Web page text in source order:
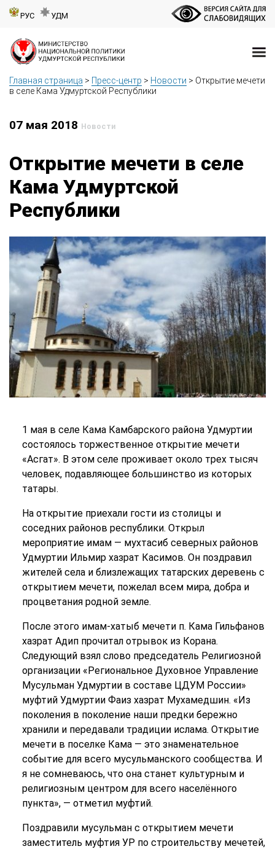
РУС УДМ
Главная страница > Пресс-центр > Новости > Открытие мечети
в селе Кама Удмуртской Республики
07 мая 2018 Новости
Открытие мечети в селе
Кама Удмуртской
Республики
1 мая в селе Кама Камбарского района Удмуртии
состоялось торжественное открытие мечети
«Асгат». В этом селе проживает около трех тысяч
человек, подавляющее большинство из которых
татары.
На открытие приехали гости из столицы и
соседних районов республики. Открыл
мероприятие имам — мухтасиб северных районов
Удмуртии Ильмир хазрат Касимов. Он поздравил
жителей села и близлежащих татарских деревень с
открытием мечети, пожелал всем мира, добра и
процветания родной земле.
После этого имам-хатыб мечети п. Кама Гильфанов
хазрат Адип прочитал отрывок из Корана.
Следующий взял слово председатель Религиозной
организации «Региональное Духовное Управление
Мусульман Удмуртии в составе ЦДУМ России»
муфтий Удмуртии Фаиз хазрат Мухамедшин. «Из
поколения в поколение наши предки бережно
хранили и передавали традиции ислама. Открытие
мечети в поселке Кама — это знаменательное
событие для всего мусульманского сообщества. И
я не сомневаюсь, что она станет культурным и
религиозным центром для всего населённого
пункта», — отметил муфтий.
Поздравили мусульман с открытием мечети
заместитель муфтия УР по строительству мечетей,